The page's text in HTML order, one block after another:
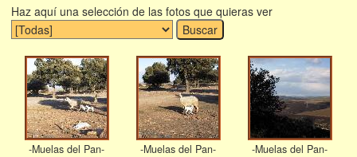
Haz aquí una selección de las fotos que quieras ver
-Muelas del Pan-
-Muelas del Pan-
-Muelas del Pan-